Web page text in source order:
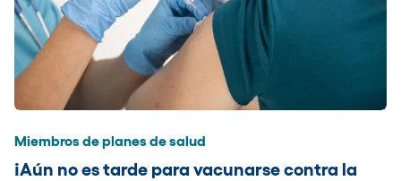
Miembros de planes de salud
¡Aún no es tarde para vacunarse contra la